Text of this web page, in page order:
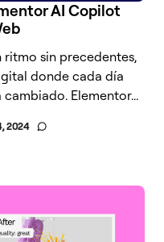
AI Copilot
sin precedentes,
donde cada día
Elementor...
2024